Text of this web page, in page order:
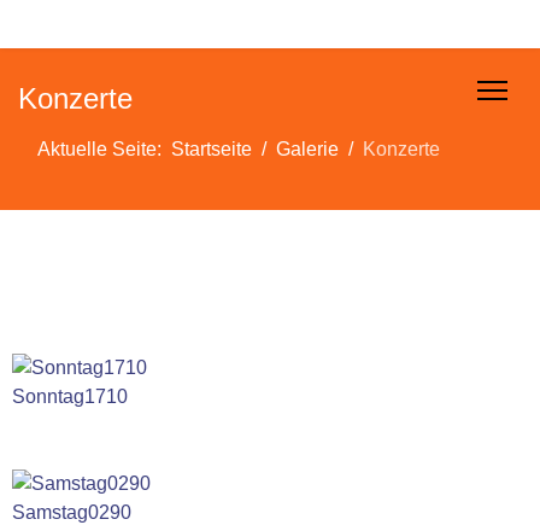
Konzerte
Aktuelle Seite: Startseite Galerie Konzerte
Sonntag1710
Samstag0290